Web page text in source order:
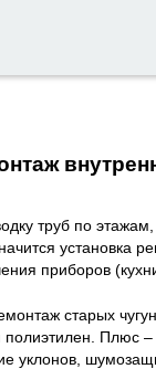
труб по
установка
приборов
старых
Плюс –
уклонов,